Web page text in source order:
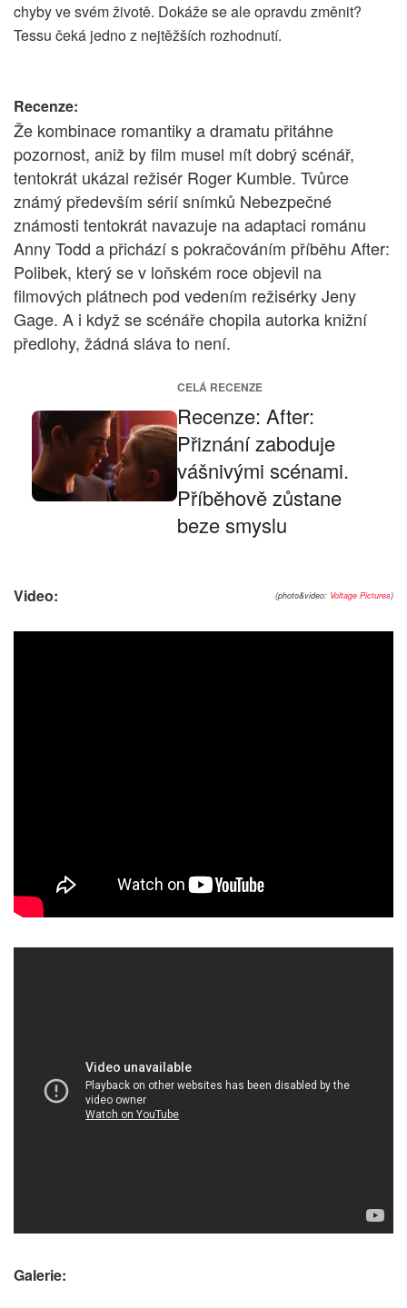
chyby ve svém životě. Dokáže se ale opravdu změnit?
Tessu čeká jedno z nejtěžších rozhodnutí.
Recenze:
Že kombinace romantiky a dramatu přitáhne
pozornost, aniž by film musel mít dobrý scénář,
tentokrát ukázal režisér Roger Kumble. Tvůrce
známý především sérií snímků Nebezpečné
známosti tentokrát navazuje na adaptaci románu
Anny Todd a přichází s pokračováním příběhu After:
Polibek, který se v loňském roce objevil na
filmových plátnech pod vedením režisérky Jeny
Gage. A i když se scénáře chopila autorka knižní
předlohy, žádná sláva to není.
CELÁ RECENZE
Recenze: After:
Přiznání zaboduje
vášnivými scénami.
Příběhově zůstane
beze smyslu
(photo&video: Voltage Pictures)
Video:
Galerie: